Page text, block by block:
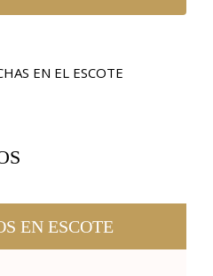
EN EL ESCOTE
EN ESCOTE